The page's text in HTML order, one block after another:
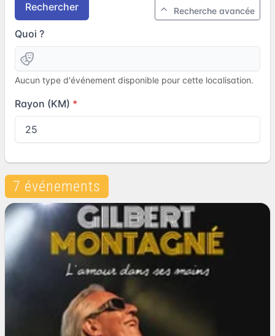
Rechercher Recherche avancée
Quoi ?
Aucun type d'événement disponible pour cette localisation.
Rayon (KM)
7 événements